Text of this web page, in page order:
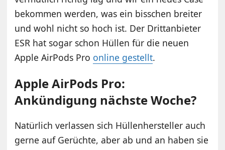
bekommen werden, was ein bisschen breiter
und wohl nicht so hoch ist. Der Drittanbieter
ESR hat sogar schon Hüllen für die neuen
Apple AirPods Pro online gestellt.
Apple AirPods Pro:
Ankündigung nächste Woche?
Natürlich verlassen sich Hüllenhersteller auch
gerne auf Gerüchte, aber ab und an haben sie